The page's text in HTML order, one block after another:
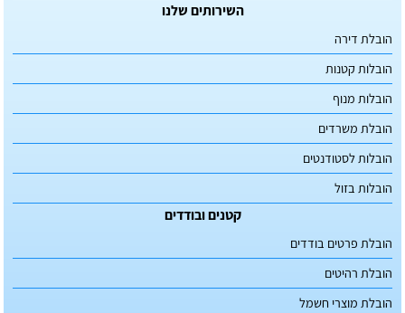
השירותים שלנו
הובלת דירה
הובלות קטנות
הובלות מנוף
הובלת משרדים
הובלות לסטודנטים
הובלות בזול
קטנים ובודדים
הובלת פרטים בודדים
הובלת רהיטים
הובלת מוצרי חשמל